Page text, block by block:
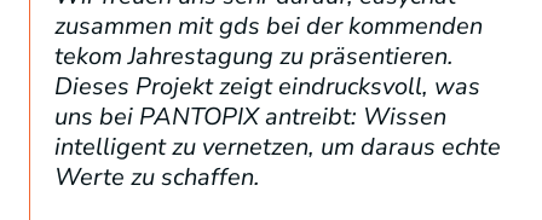
zusammen mit gds bei der kommenden
tekom Jahrestagung zu präsentieren.
Dieses Projekt zeigt eindrucksvoll, was
uns bei PANTOPIX antreibt: Wissen
intelligent zu vernetzen, um daraus echte
Werte zu schaffen.